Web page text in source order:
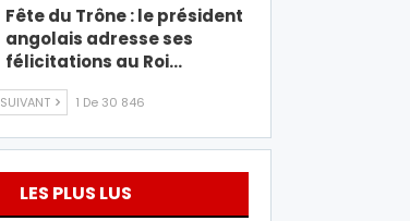
Fête du Trône : le président
angolais adresse ses
félicitations au Roi…
SUIVANT 1 De 30 846
LES PLUS LUS